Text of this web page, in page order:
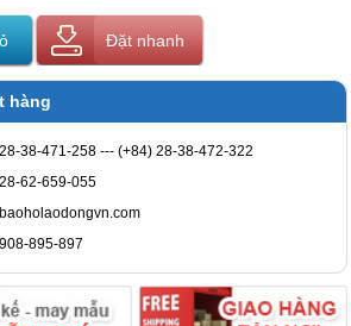
Đặt nhanh
hàng
38-471-258 --- (+84) 28-38-472-322
62-659-055
895-897